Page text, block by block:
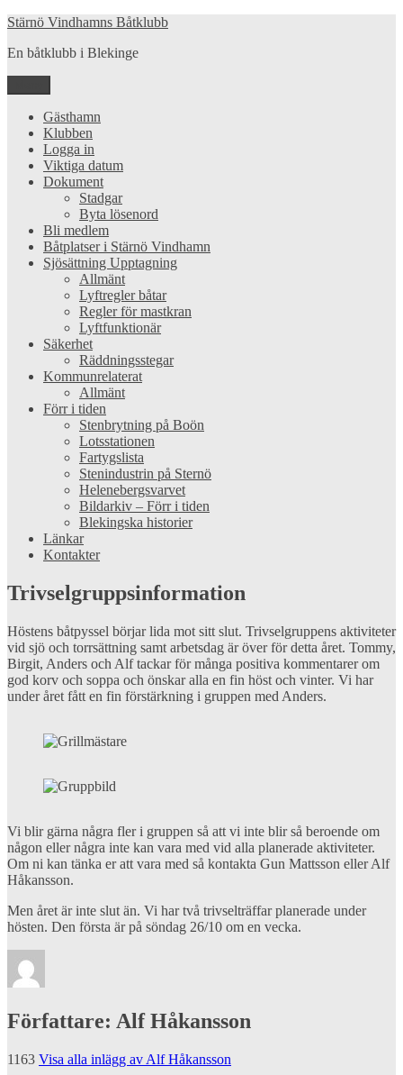
Hoppa
innehåll
Stärnö Vindhamns Båtklubb
En båtklubb i Blekinge
Gästhamn
Klubben
Logga in
Viktiga datum
Dokument
Stadgar
Byta lösenord
Bli medlem
Båtplatser i Stärnö Vindhamn
Sjösättning Upptagning
Allmänt
Lyftregler båtar
Regler för mastkran
Lyftfunktionär
Säkerhet
Räddningsstegar
Kommunrelaterat
Allmänt
Förr i tiden
Stenbrytning på Boön
Lotsstationen
Fartygslista
Stenindustrin på Sternö
Helenebergsvarvet
Bildarkiv – Förr i tiden
Blekingska historier
Länkar
Kontakter
Trivselgruppsinformation
Höstens båtpyssel börjar lida mot sitt slut. Trivselgruppens aktiviteter
vid sjö och torrsättning samt arbetsdag är över för detta året. Tommy,
Birgit, Anders och Alf tackar för många positiva kommentarer om
god korv och soppa och önskar alla en fin höst och vinter. Vi har
under året fått en fin förstärkning i gruppen med Anders.
Vi blir gärna några fler i gruppen så att vi inte blir så beroende om
någon eller några inte kan vara med vid alla planerade aktiviteter.
Om ni kan tänka er att vara med så kontakta Gun Mattsson eller Alf
Håkansson.
Men året är inte slut än. Vi har två trivselträffar planerade under
hösten. Den första är på söndag 26/10 om en vecka.
Författare: Alf Håkansson
1163 Visa alla inlägg av Alf Håkansson